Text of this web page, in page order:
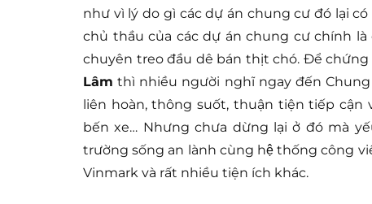
như vì lý do gì các dự án chung cư đó lại
chủ thầu của các dự án chung cư chính là
chuyên treo đầu dê bán thịt chó. Để
Lâm thì nhiều người nghĩ ngay đến
liên hoàn, thông suốt, thuận tiện tiếp
bến xe… Nhưng chưa dừng lại ở đó mà
trường sống an lành cùng hệ thống công
Vinmark và rất nhiều tiện ích khác.